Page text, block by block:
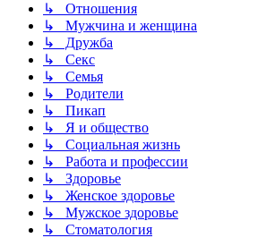
↳ Отношения
↳ Мужчина и женщина
↳ Дружба
↳ Секс
↳ Семья
↳ Родители
↳ Пикап
↳ Я и общество
↳ Социальная жизнь
↳ Работа и профессии
↳ Здоровье
↳ Женское здоровье
↳ Мужское здоровье
↳ Стоматология